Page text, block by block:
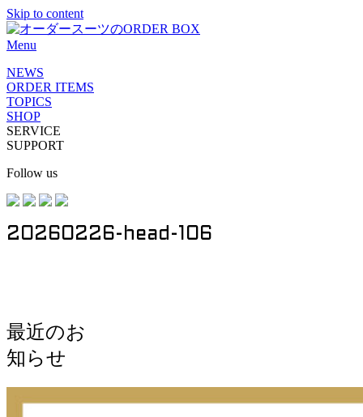
Skip to content
Menu
NEWS
ORDER ITEMS
TOPICS
SHOP
SERVICE
SUPPORT
Follow us
20260226-head-106
最近のお
知らせ